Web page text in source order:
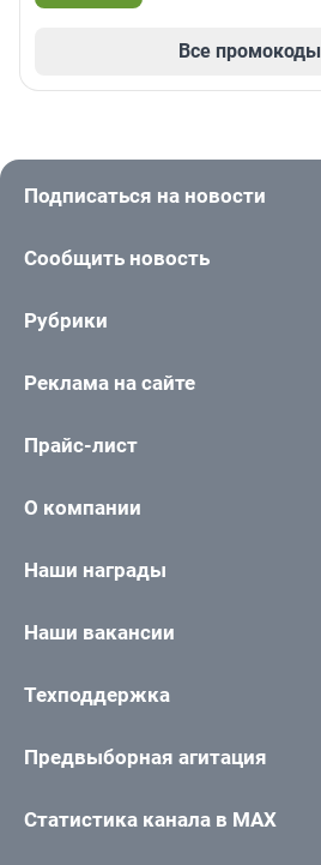
Все промокоды
Подписаться на новости
Сообщить новость
Рубрики
Реклама на сайте
Прайс-лист
О компании
Наши награды
Наши вакансии
Техподдержка
Предвыборная агитация
Статистика канала в MAX